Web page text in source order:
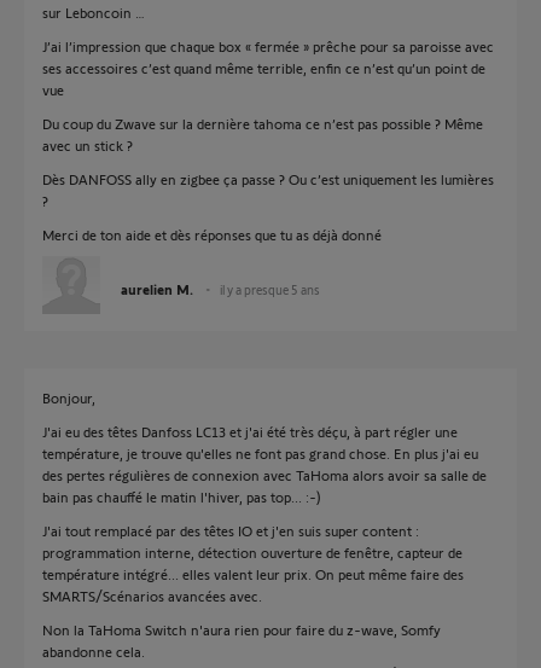
sur Leboncoin …
J’ai l’impression que chaque box « fermée » prêche pour sa paroisse avec
ses accessoires c’est quand même terrible, enfin ce n’est qu’un point de
vue
Du coup du Zwave sur la dernière tahoma ce n’est pas possible ? Même
avec un stick ?
Dès DANFOSS ally en zigbee ça passe ? Ou c’est uniquement les lumières
?
Merci de ton aide et dès réponses que tu as déjà donné
aurelien M. il y a presque 5 ans
Bonjour,
J'ai eu des têtes Danfoss LC13 et j'ai été très déçu, à part régler une
température, je trouve qu'elles ne font pas grand chose. En plus j'ai eu
des pertes régulières de connexion avec TaHoma alors avoir sa salle de
bain pas chauffé le matin l'hiver, pas top... :-)
J'ai tout remplacé par des têtes IO et j'en suis super content :
programmation interne, détection ouverture de fenêtre, capteur de
température intégré... elles valent leur prix. On peut même faire des
SMARTS/Scénarios avancées avec.
Non la TaHoma Switch n'aura rien pour faire du z-wave, Somfy
abandonne cela.